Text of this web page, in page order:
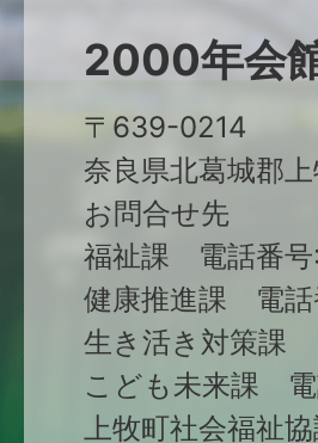
2000年会
〒639-0214
奈良県北葛城郡
お問合せ先
福祉課 電話番
健康推進課 電
生き活き対策課
こども未来課
上牧町社会福